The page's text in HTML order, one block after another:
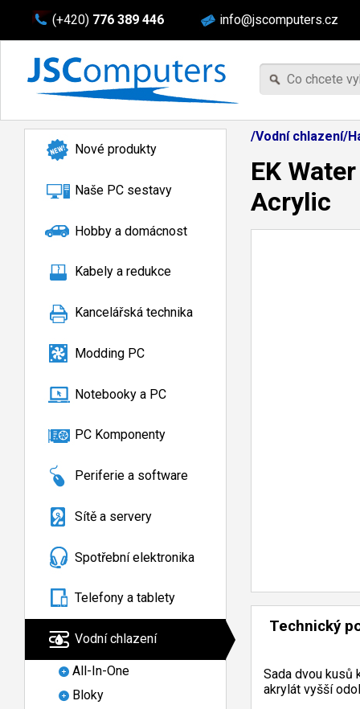
(+420) 776 389 446 info@jscomputers.cz
Nové produkty
Naše PC sestavy
Hobby a domácnost
Kabely a redukce
Kancelářská technika
Modding PC
Notebooky a PC
PC Komponenty
Periferie a software
Sítě a servery
Spotřební elektronika
Telefony a tablety
Vodní chlazení
All-In-One
Bloky
/Vodní chlazení/
EK
Acrylic
Technický
Sada dvou kusů
akrylát vyšší